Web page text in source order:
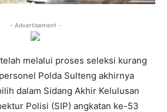
- Advertisement -
melalui proses seleksi kurang
Polda Sulteng akhirnya
dalam Sidang Akhir Kelulusan
Polisi (SIP) angkatan ke-53